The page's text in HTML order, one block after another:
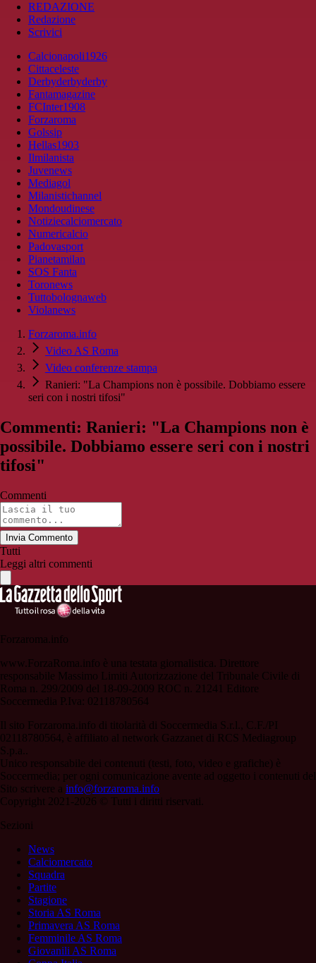
REDAZIONE
Redazione
Scrivici
Calcionapoli1926
Cittaceleste
Derbyderbyderby
Fantamagazine
FCInter1908
Forzaroma
Golssip
Hellas1903
Ilmilanista
Juvenews
Mediagol
Milanistichannel
Mondoudinese
Notiziecalciomercato
Numericalcio
Padovasport
Pianetamilan
SOS Fanta
Toronews
Tuttobolognaweb
Violanews
Forzaroma.info
Video AS Roma
Video conferenze stampa
Ranieri: "La Champions non è possibile. Dobbiamo essere
seri con i nostri tifosi"
Commenti: Ranieri: "La Champions non è
possibile. Dobbiamo essere seri con i nostri
tifosi"
Commenti
Invia Commento
Tutti
Leggi altri commenti
Forzaroma.info
www.ForzaRoma.info è una testata giornalistica. Direttore
responsabile Massimo Limiti Autorizzazione del Tribunale Civile di
Roma n. 299/2009 del 18-09-2009 ROC n. 21241 Editore
Soccermedia P.Iva: 02118780564
Il sito Forzaroma.info di titolarità di Soccermedia S.r.l., C.F./PI
02118780564, è affiliato al network Gazzanet di RCS Mediagroup
S.p.a..
Unico responsabile dei contenuti (testi, foto, video e grafiche) è
Soccermedia; per ogni comunicazione avente ad oggetto i contenuti del
Sito scrivere a info@forzaroma.info
Copyright 2021-2026 © Tutti i diritti riservati.
Sezioni
News
Calciomercato
Squadra
Partite
Stagione
Storia AS Roma
Primavera AS Roma
Femminile AS Roma
Giovanili AS Roma